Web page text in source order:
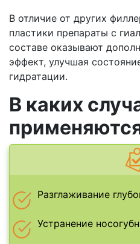
В отличие от других
пластики препараты с
составе оказывают
эффект, улучшая
гидратации.
В каких
Разглаживание
Устранение